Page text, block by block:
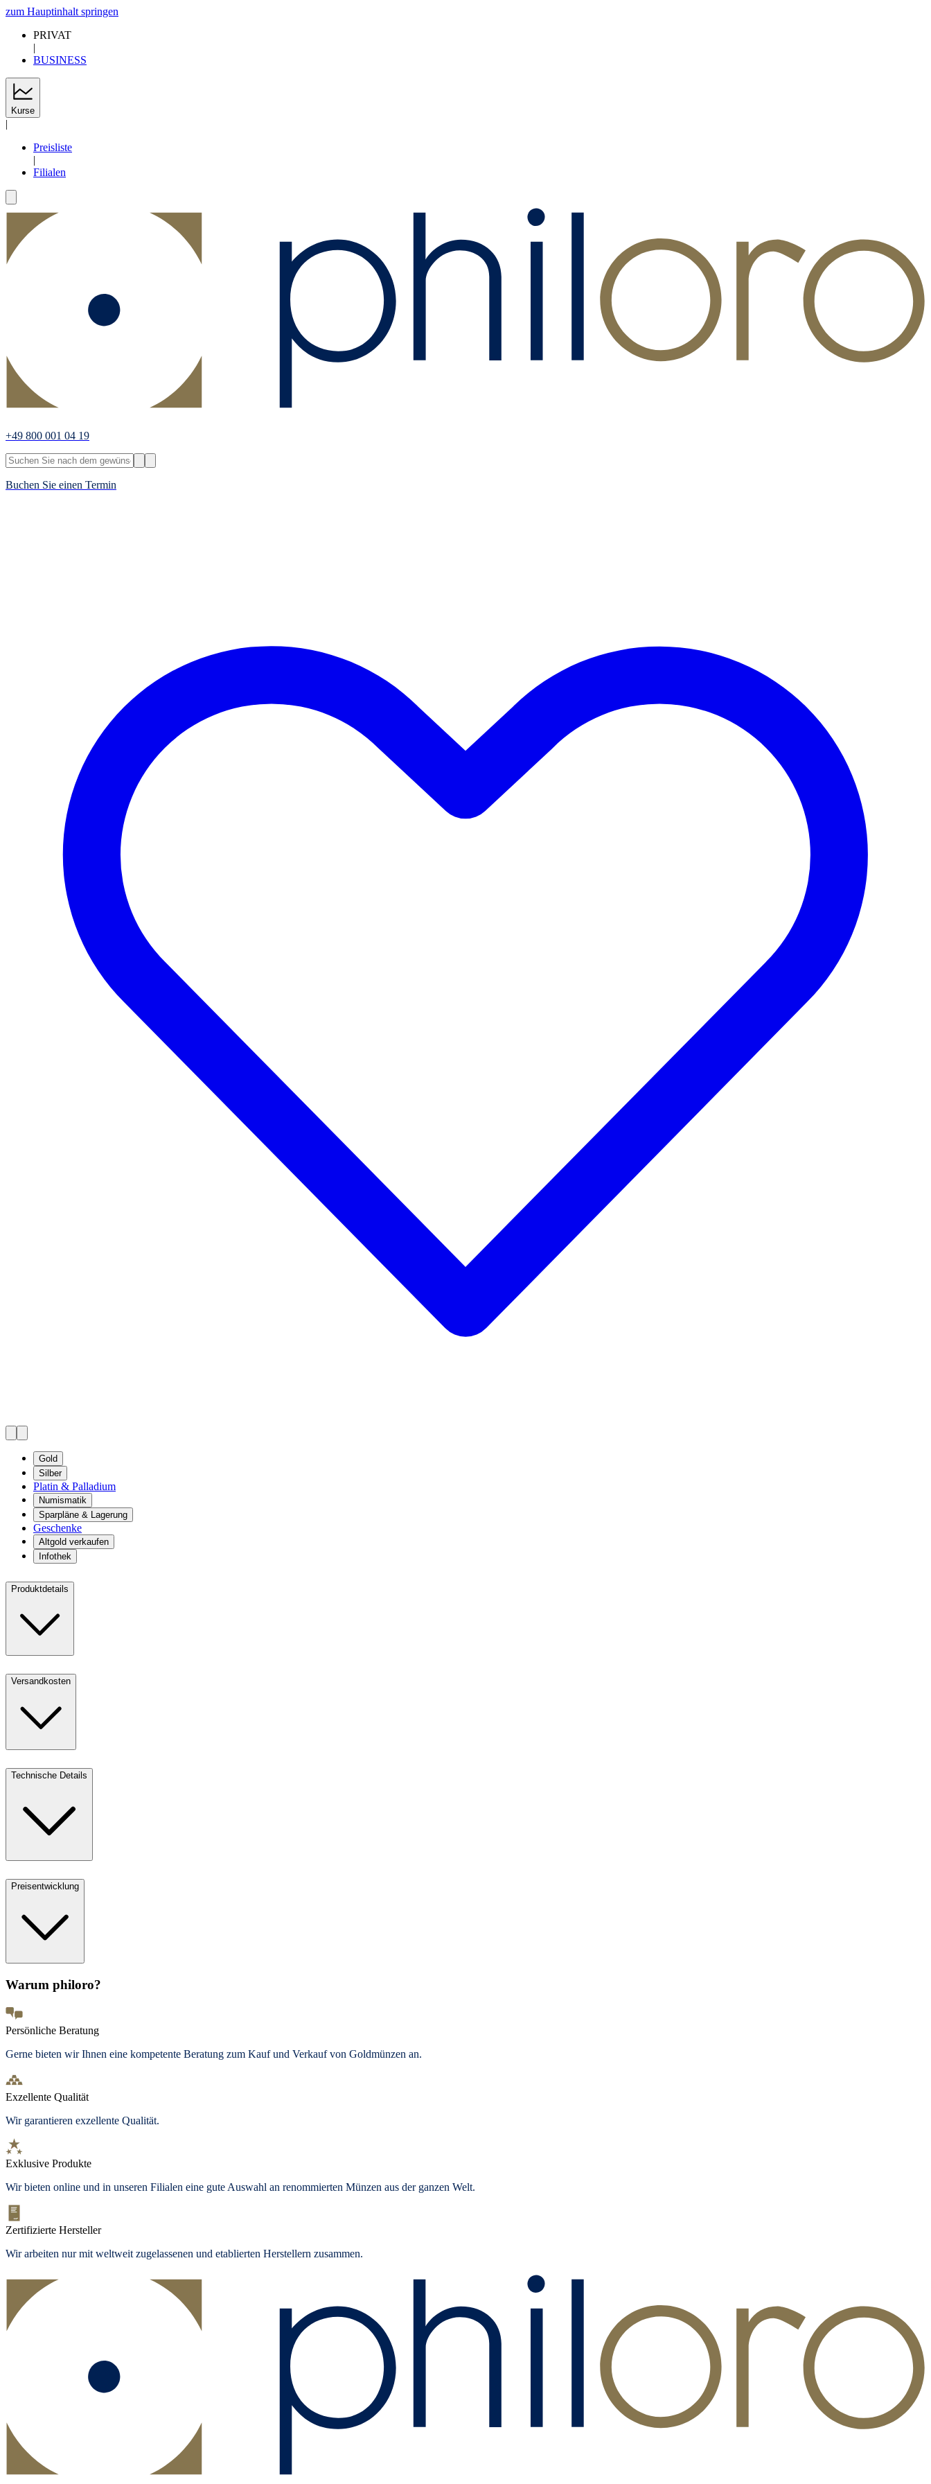
zum Hauptinhalt springen
PRIVAT
|
BUSINESS
Kurse
|
Preisliste
|
Filialen
+49 800 001 04 19
Buchen Sie einen Termin
Gold
Silber
Platin & Palladium
Numismatik
Sparpläne & Lagerung
Geschenke
Altgold verkaufen
Infothek
Produktdetails
Versandkosten
Technische Details
Preisentwicklung
Warum philoro?
Persönliche Beratung
Gerne bieten wir Ihnen eine kompetente Beratung zum Kauf und Verkauf von Goldmünzen an.
Exzellente Qualität
Wir garantieren exzellente Qualität.
Exklusive Produkte
Wir bieten online und in unseren Filialen eine gute Auswahl an renommierten Münzen aus der ganzen Welt.
Zertifizierte Hersteller
Wir arbeiten nur mit weltweit zugelassenen und etablierten Herstellern zusammen.